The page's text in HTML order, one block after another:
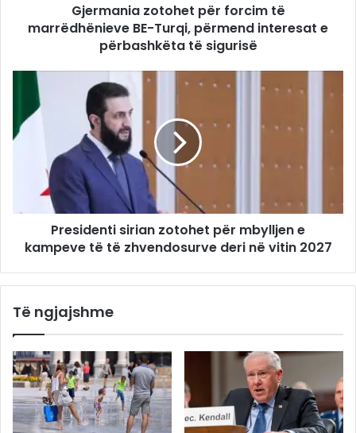
Gjermania zotohet për forcim të
marrëdhënieve BE-Turqi, përmend interesat e
përbashkëta të sigurisë
Presidenti sirian zotohet për mbylljen e
kampeve të të zhvendosurve deri në vitin 2027
Të ngjajshme